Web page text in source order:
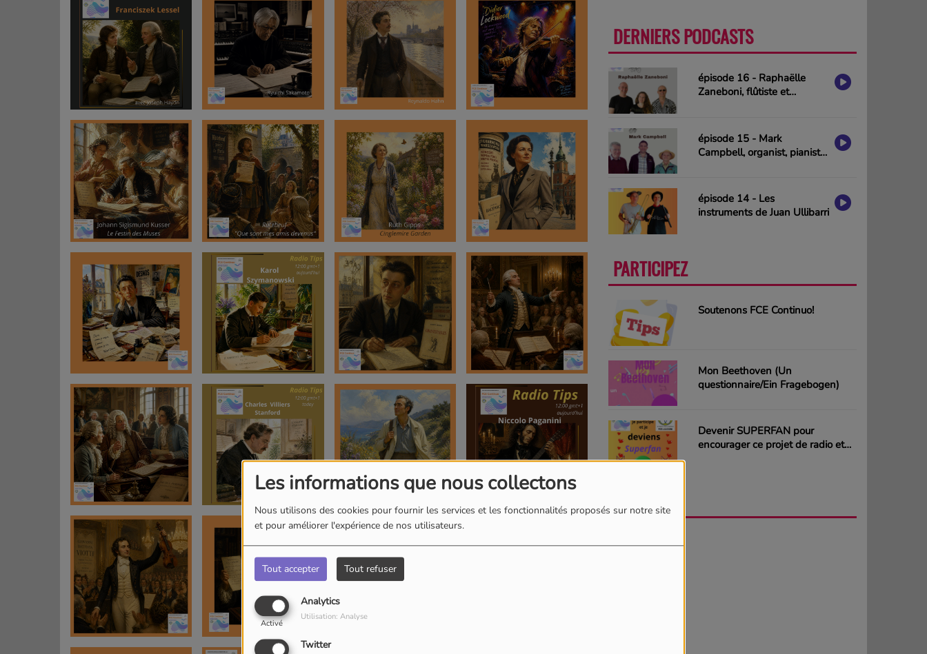
Les informations que nous collectons
Nous utilisons des cookies pour fournir les services et les fonctionnalités proposés sur notre site
et pour améliorer l'expérience de nos utilisateurs.
Tout accepter Tout refuser
Analytics
Activé
Utilisation: Analyse
Twitter
DERNIERS PODCASTS
épisode 16 - Raphaëlle
Zaneboni, flûtiste et
épisode 15 - Mark
Campbell, organist, pianist
épisode 14 - Les
instruments de Juan Ullibarri
PARTICIPEZ
Soutenons FCE Continuo!
Mon Beethoven (Un
questionnaire/Ein Fragebogen)
Devenir SUPERFAN pour
encourager ce projet de radio et
AGENDA